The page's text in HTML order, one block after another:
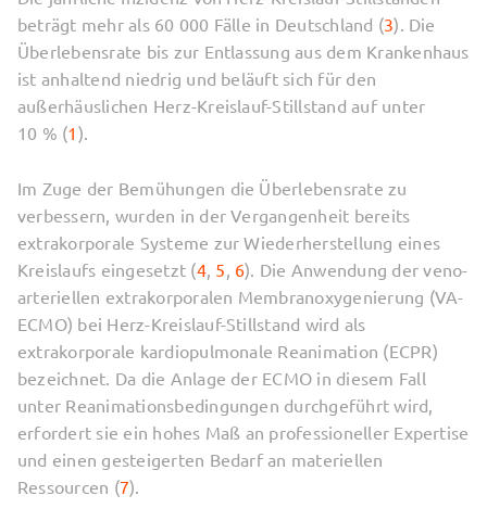
beträgt mehr als 60 000 Fälle in Deutschland (3). Die
Überlebensrate bis zur Entlassung aus dem Krankenhaus
ist anhaltend niedrig und beläuft sich für den
außerhäuslichen Herz-Kreislauf-Stillstand auf unter
10 % (1 ).
Im Zuge der Bemühungen die Überlebensrate zu
verbessern, wurden in der Vergangenheit bereits
extrakorporale Systeme zur Wiederherstellung eines
Kreislaufs eingesetzt (4, 5 6). Die Anwendung der veno-
arteriellen extrakorporalen Membranoxygenierung (VA-
ECMO) bei Herz-Kreislauf-Stillstand wird als
extrakorporale kardiopulmonale Reanimation (ECPR)
bezeichnet. Da die Anlage der ECMO in diesem Fall
unter Reanimationsbedingungen durchgeführt wird,
erfordert sie ein hohes Maß an professioneller Expertise
und einen gesteigerten Bedarf an materiellen
Ressourcen (7).